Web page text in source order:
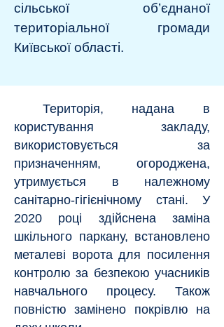
сільської об’єднаної
територіальної громади
Київської області.
Територія, надана в
користування закладу,
використовується за
призначенням, огороджена,
утримується в належному
санітарно-гігієнічному стані. У
2020 році здійснена заміна
шкільного паркану, встановлено
металеві ворота для посилення
контролю за безпекою учасників
навчального процесу. Також
повністю замінено покрівлю на